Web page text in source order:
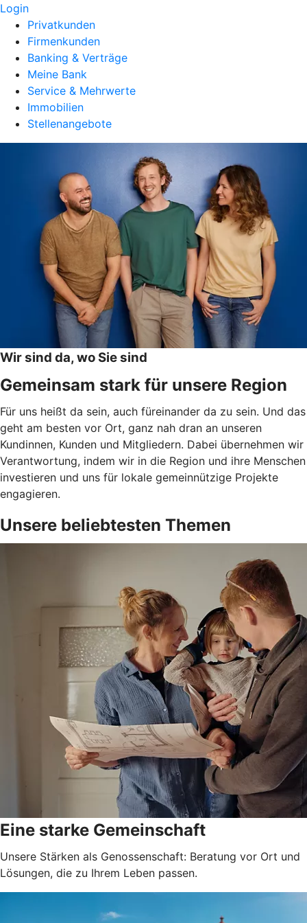
Login
Privatkunden
Firmenkunden
Banking & Verträge
Meine Bank
Service & Mehrwerte
Immobilien
Stellenangebote
Wir sind da, wo Sie sind
Gemeinsam stark für unsere Region
Für uns heißt da sein, auch füreinander da zu sein. Und das
geht am besten vor Ort, ganz nah dran an unseren
Kundinnen, Kunden und Mitgliedern. Dabei übernehmen wir
Verantwortung, indem wir in die Region und ihre Menschen
investieren und uns für lokale gemeinnützige Projekte
engagieren.
Unsere beliebtesten Themen
Eine starke Gemeinschaft
Unsere Stärken als Genossenschaft: Beratung vor Ort und
Lösungen, die zu Ihrem Leben passen.